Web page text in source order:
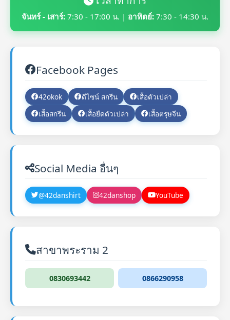
จันทร์ - เสาร์: 7:30 - 17:00 น. | อาทิตย์: 7:30 - 14:30 น.
Facebook Pages
42okok ดีไซน์ สกรีน
เสื้อตัวเปล่า
เสื้อสกรีน
เสื้อยืดตัวเปล่า เสื้อตรุษจีน
Social Media อื่นๆ
@42danshirt 42danshop YouTube
สาขาพระราม 2
0830693442 0866290958